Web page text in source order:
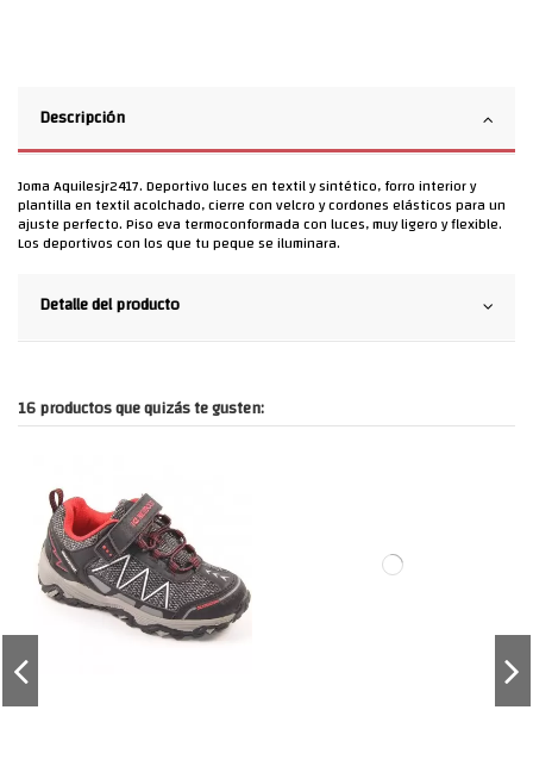
Descripción
Joma Aquilesjr2417. Deportivo luces en textil y sintético, forro interior y
plantilla en textil acolchado, cierre con velcro y cordones elásticos para un
ajuste perfecto. Piso eva termoconformada con luces, muy ligero y flexible.
Los deportivos con los que tu peque se iluminara.
Detalle del producto
16 productos que quizás te gusten: